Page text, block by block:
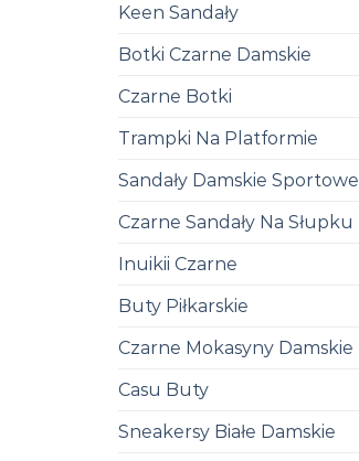
Keen Sandały
Botki Czarne Damskie
Czarne Botki
Trampki Na Platformie
Sandały Damskie Sportowe
Czarne Sandały Na Słupku
Inuikii Czarne
Buty Piłkarskie
Czarne Mokasyny Damskie
Casu Buty
Sneakersy Białe Damskie